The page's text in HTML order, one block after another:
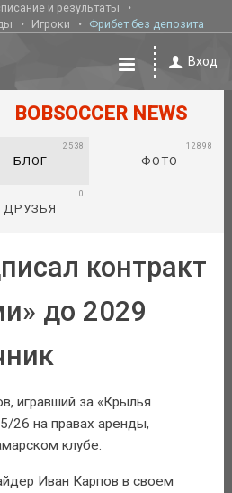
и результаты
Игроки Фрибет без депозита
Вход
BOBSOCCER NEWS
БЛОГ
2538
ФОТО
12898
ДРУЗЬЯ
0
контракт
до 2029
игравший за «Крылья
26 на правах аренды,
клубе.
Иван Карпов в своем